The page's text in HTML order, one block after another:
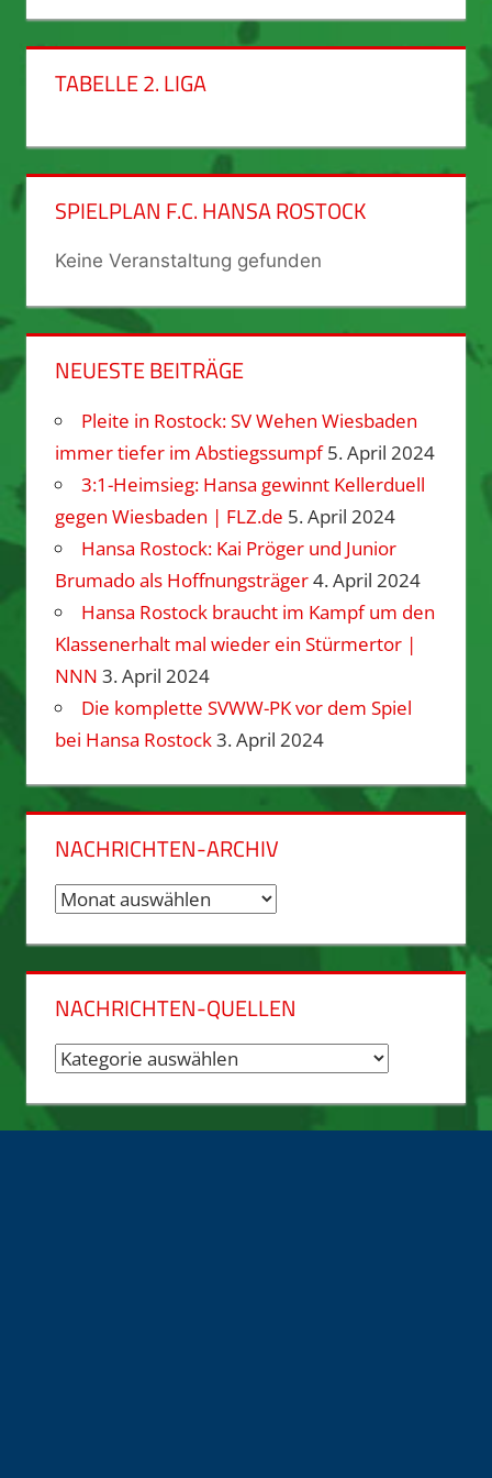
TABELLE 2. LIGA
SPIELPLAN F.C. HANSA ROSTOCK
Keine Veranstaltung gefunden
NEUESTE BEITRÄGE
Pleite in Rostock: SV Wehen Wiesbaden
immer tiefer im Abstiegssumpf 5. April 2024
3:1-Heimsieg: Hansa gewinnt Kellerduell
gegen Wiesbaden | FLZ.de 5. April 2024
Hansa Rostock: Kai Pröger und Junior
Brumado als Hoffnungsträger4. April 2024
Hansa Rostock braucht im Kampf um den
Klassenerhalt mal wieder ein Stürmertor |
NNN 3. April 2024
Die komplette SVWW-PK vor dem Spiel
bei Hansa Rostock3. April 2024
NACHRICHTEN-ARCHIV
Nachrichten-
NACHRICHTEN-QUELLEN
Nachrichten-